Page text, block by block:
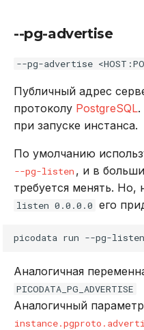
--pg-advertise
--pg-advertise
Публичный адрес
протоколу PostgreSQL.
при запуске инстанса.
По умолчанию
--pg-listen , и в
требуется менять. Но,
listen 0.0.0.0 его
picodata run --pg-listen
Аналогичная
PICODATA_PG_ADVERTISE
Аналогичный